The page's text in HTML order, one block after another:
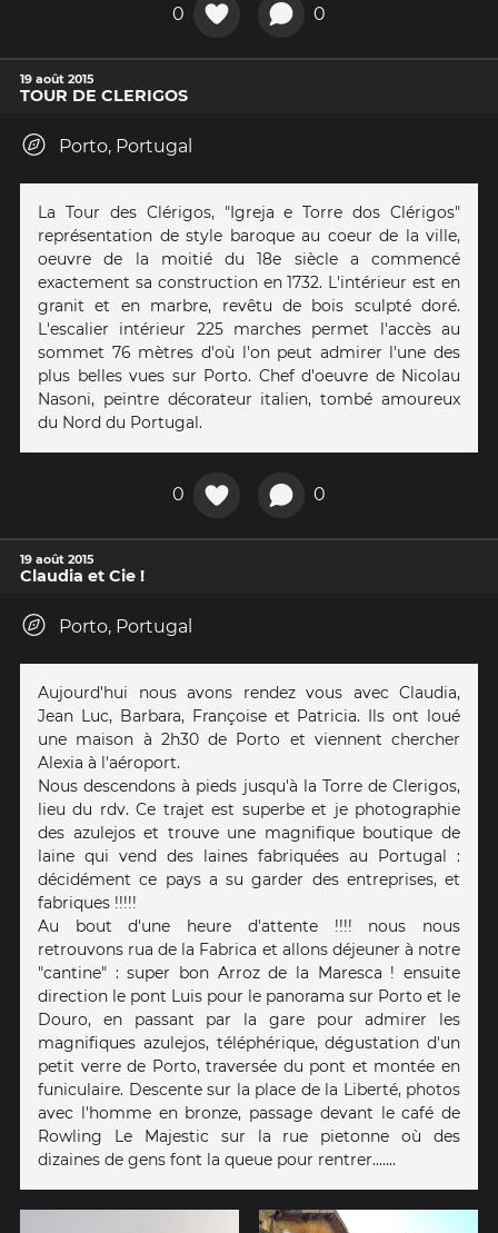
0 0
19 août 2015
TOUR DE CLERIGOS
Porto, Portugal
La Tour des Clérigos, "Igreja e Torre dos Clérigos"
représentation de style baroque au coeur de la ville,
oeuvre de la moitié du 18e siècle a commencé
exactement sa construction en 1732. L'intérieur est en
granit et en marbre, revêtu de bois sculpté doré.
L'escalier intérieur 225 marches permet l'accès au
sommet 76 mètres d'où l'on peut admirer l'une des
plus belles vues sur Porto. Chef d'oeuvre de Nicolau
Nasoni, peintre décorateur italien, tombé amoureux
du Nord du Portugal.
0 0
19 août 2015
Claudia et Cie !
Porto, Portugal
Aujourd'hui nous avons rendez vous avec Claudia,
Jean Luc, Barbara, Françoise et Patricia. Ils ont loué
une maison à 2h30 de Porto et viennent chercher
Alexia à l'aéroport.
Nous descendons à pieds jusqu'à la Torre de Clerigos,
lieu du rdv. Ce trajet est superbe et je photographie
des azulejos et trouve une magnifique boutique de
laine qui vend des laines fabriquées au Portugal :
décidément ce pays a su garder des entreprises, et
fabriques !!!!!
Au bout d'une heure d'attente !!!! nous nous
retrouvons rua de la Fabrica et allons déjeuner à notre
"cantine" : super bon Arroz de la Maresca ! ensuite
direction le pont Luis pour le panorama sur Porto et le
Douro, en passant par la gare pour admirer les
magnifiques azulejos, téléphérique, dégustation d'un
petit verre de Porto, traversée du pont et montée en
funiculaire. Descente sur la place de la Liberté, photos
avec l'homme en bronze, passage devant le café de
Rowling Le Majestic sur la rue pietonne où des
dizaines de gens font la queue pour rentrer.......